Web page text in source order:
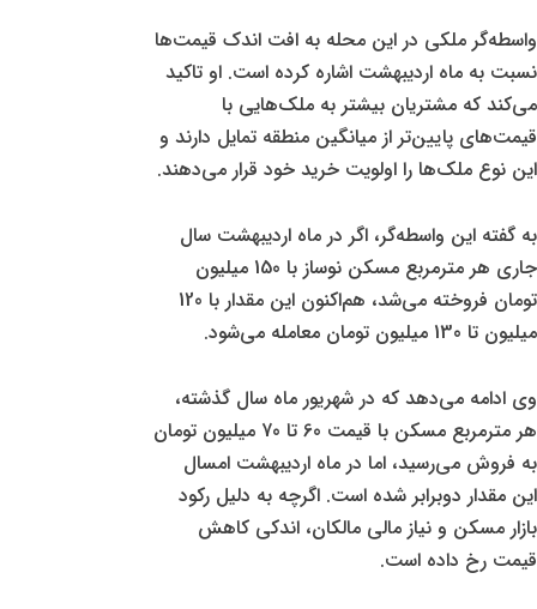
واسطه‌گر ملکی در این محله به افت اندک قیمت‌ها
نسبت به ماه اردیبهشت اشاره کرده است. او تاکید
می‌کند که مشتریان بیشتر به ملک‌هایی با
قیمت‌های پایین‌تر از میانگین منطقه تمایل دارند و
این نوع ملک‌ها را اولویت خرید خود قرار می‌دهند.
به گفته این واسطه‌گر، اگر در ماه اردیبهشت سال
جاری هر مترمربع مسکن نوساز با 150 میلیون
تومان فروخته می‌شد، هم‌اکنون این مقدار با 120
میلیون تا 130 میلیون تومان معامله می‌شود.
وی ادامه می‌دهد که در شهریور ماه سال گذشته،
هر مترمربع مسکن با قیمت 60 تا 70 میلیون تومان
به فروش می‌رسید، اما در ماه اردیبهشت امسال
این مقدار دوبرابر شده است. اگرچه به دلیل رکود
بازار مسکن و نیاز مالی مالکان، اندکی کاهش
قیمت رخ داده است.